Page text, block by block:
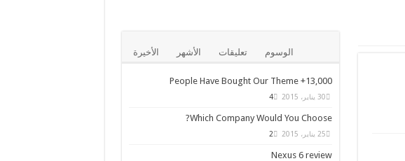
الأخيرة الأشهر تعليقات الوسوم
13,000+ People Have Bought Our Theme
30 يناير، 2015 4
Which Company Would You Choose?
25 يناير، 2015 2
Nexus 6 review